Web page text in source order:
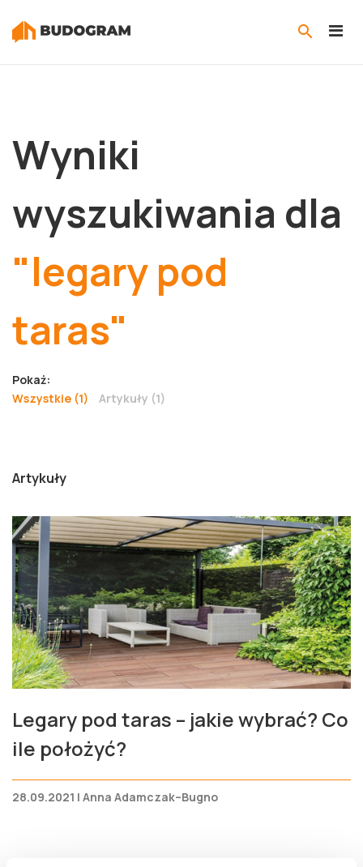
Wyniki
wyszukiwania dla
"legary pod
taras"
Pokaż:
Wszystkie (1)
Artykuły (1)
Artykuły
Legary pod taras – jakie wybrać? Co
ile położyć?
28.09.2021 | Anna Adamczak–Bugno